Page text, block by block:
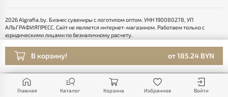
Главная Каталог Корзина Избранное Войти
В корзину! от 185.24 BYN
2026 Algrafia.by. Бизнес сувениры с логотипом оптом. УНН 190080278, УП
АЛЬГРАФИЯПРЕСС. Сайт не является интернет-магазином. Работаем только с
юридическими лицами по безналичному расчету.